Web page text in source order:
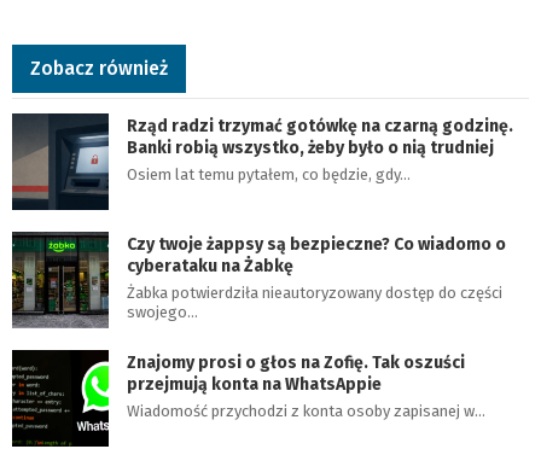
Zobacz również
Rząd radzi trzymać gotówkę na czarną godzinę.
Banki robią wszystko, żeby było o nią trudniej
Osiem lat temu pytałem, co będzie, gdy…
Czy twoje żappsy są bezpieczne? Co wiadomo o
cyberataku na Żabkę
Żabka potwierdziła nieautoryzowany dostęp do części
swojego…
Znajomy prosi o głos na Zofię. Tak oszuści
przejmują konta na WhatsAppie
Wiadomość przychodzi z konta osoby zapisanej w…